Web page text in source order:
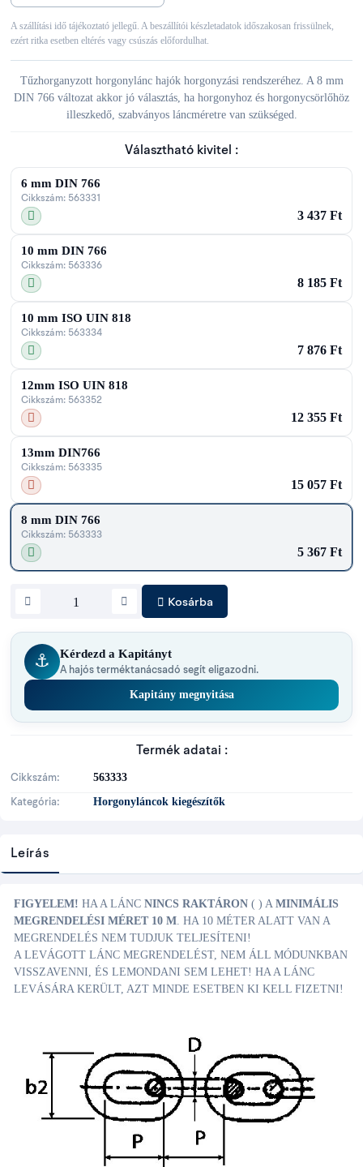
A szállítási idő tájékoztató jellegű. A beszállítói készletadatok időszakosan frissülnek,
ezért ritka esetben eltérés vagy csúszás előfordulhat.
Tűzhorganyzott horgonylánc hajók horgonyzási rendszeréhez. A 8 mm
DIN 766 változat akkor jó választás, ha horgonyhoz és horgonycsörlőhöz
illeszkedő, szabványos láncméretre van szükséged.
Választható kivitel :
6 mm DIN 766
Cikkszám: 563331
3 437 Ft
10 mm DIN 766
Cikkszám: 563336
8 185 Ft
10 mm ISO UIN 818
Cikkszám: 563334
7 876 Ft
12mm ISO UIN 818
Cikkszám: 563352
12 355 Ft
13mm DIN766
Cikkszám: 563335
15 057 Ft
8 mm DIN 766
Cikkszám: 563333
5 367 Ft
Kosárba
⚓ Kérdezd a Kapitányt
A hajós terméktanácsadó segít eligazodni.
Kapitány megnyitása
Termék adatai :
Cikkszám 563333
Kategória Horgonyláncok kiegészítők
Leírás
FIGYELEM! HA A LÁNC NINCS RAKTÁRON( ) AMINIMÁLIS
MEGRENDELÉSI MÉRET 10 M. HA 10 MÉTER ALATT VAN A
MEGRENDELÉS NEM TUDJUK TELJESÍTENI!
A LEVÁGOTT LÁNC MEGRENDELÉST, NEM ÁLL MÓDUNKBAN
VISSZAVENNI, ÉS LEMONDANI SEM LEHET! HA A LÁNC
LEVÁSÁRA KERÜLT, AZT MINDE ESETBEN KI KELL FIZETNI!